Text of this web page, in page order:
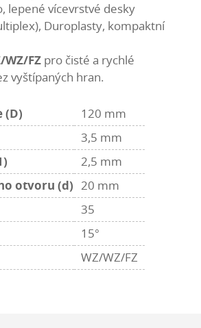
lepené vícevrstvé desky
Duroplasty, kompaktní
WZ/FZ pro čisté a rychlé
vyštípaných hran.
(D)
120 mm
3,5 mm
2,5 mm
otvoru (d) 20 mm
35
15°
WZ/WZ/FZ